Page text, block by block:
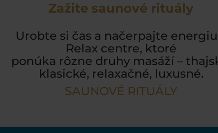
Zažite saunové rituály
Urobte si čas a načerpajte
Relax centre, ktoré
ponúka rôzne druhy masáží –
klasické, relaxačné, luxusné.
SAUNOVÉ RITUÁLY